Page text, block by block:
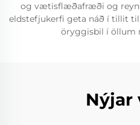
og vætisflæðafræði og
eldstefjukerfi geta náð í tillit
öryggisbil í öllum
Nýjar